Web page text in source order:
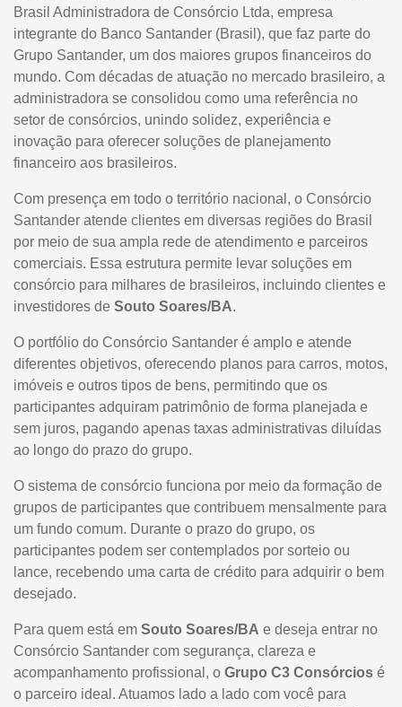
Brasil Administradora de Consórcio Ltda, empresa
integrante do Banco Santander (Brasil), que faz parte do
Grupo Santander, um dos maiores grupos financeiros do
mundo. Com décadas de atuação no mercado brasileiro, a
administradora se consolidou como uma referência no
setor de consórcios, unindo solidez, experiência e
inovação para oferecer soluções de planejamento
financeiro aos brasileiros.
Com presença em todo o território nacional, o Consórcio
Santander atende clientes em diversas regiões do Brasil
por meio de sua ampla rede de atendimento e parceiros
comerciais. Essa estrutura permite levar soluções em
consórcio para milhares de brasileiros, incluindo clientes e
investidores de Souto Soares/BA.
O portfólio do Consórcio Santander é amplo e atende
diferentes objetivos, oferecendo planos para carros, motos,
imóveis e outros tipos de bens, permitindo que os
participantes adquiram patrimônio de forma planejada e
sem juros, pagando apenas taxas administrativas diluídas
ao longo do prazo do grupo.
O sistema de consórcio funciona por meio da formação de
grupos de participantes que contribuem mensalmente para
um fundo comum. Durante o prazo do grupo, os
participantes podem ser contemplados por sorteio ou
lance, recebendo uma carta de crédito para adquirir o bem
desejado.
Para quem está em Souto Soares/BA e deseja entrar no
Consórcio Santander com segurança, clareza e
acompanhamento profissional, o Grupo C3 Consórcios é
o parceiro ideal. Atuamos lado a lado com você para